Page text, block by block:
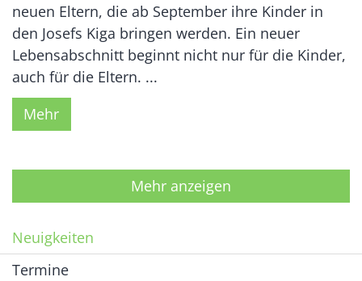
neuen Eltern, die ab September ihre Kinder in
den Josefs Kiga bringen werden. Ein neuer
Lebensabschnitt beginnt nicht nur für die Kinder,
auch für die Eltern. ...
Mehr
Mehr anzeigen
Neuigkeiten
Termine